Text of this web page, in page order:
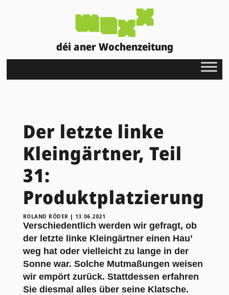
déi aner Wochenzeitung
Der letzte linke
Kleingärtner, Teil
31:
Produktplatzierung
ROLAND RÖDER | 13.06.2021
Verschiedentlich werden wir gefragt, ob
der letzte linke Kleingärtner einen Hau’
weg hat oder vielleicht zu lange in der
Sonne war. Solche Mutmaßungen weisen
wir empört zurück. Stattdessen erfahren
Sie diesmal alles über seine Klatsche.